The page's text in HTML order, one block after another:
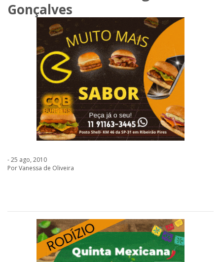
Gonçalves
- 25 ago, 2010
Por Vanessa de Oliveira